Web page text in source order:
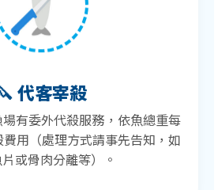
代客宰殺
有委外代殺服務，依魚總重每
用（處理方式請事先告知，如
或骨肉分離等）。